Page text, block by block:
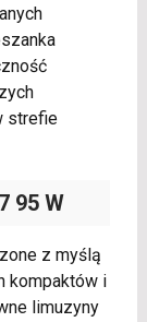
strefie
95 W
z myślą
kompaktów i
limuzyny